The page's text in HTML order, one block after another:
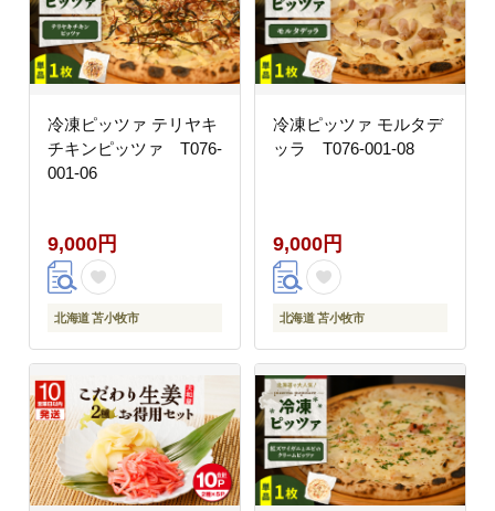
冷凍ピッツァ テリヤキ
チキンピッツァ T076-
001-06
9,000円
北海道 苫小牧市
冷凍ピッツァ モルタデ
ッラ T076-001-08
9,000円
北海道 苫小牧市